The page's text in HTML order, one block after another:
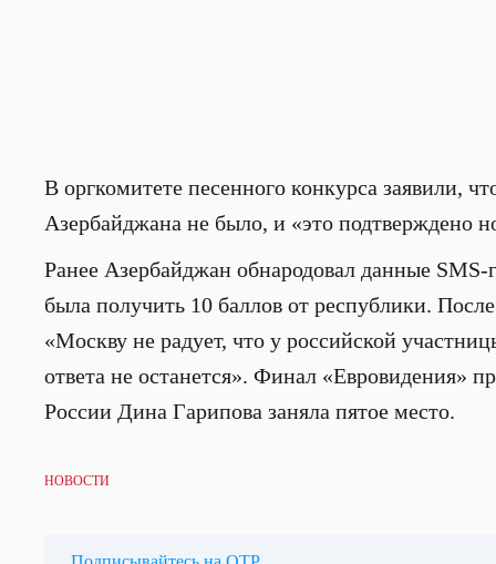
В оргкомитете песенного конкурса заявили,
Азербайджана не было, и «это подтверждено
Ранее Азербайджан обнародовал данные
была получить 10 баллов от республики.
«Москву не радует, что у российской
ответа не останется». Финал «Евровидения»
России Дина Гарипова заняла пятое место.
НОВОСТИ